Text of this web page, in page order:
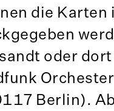
die Karten
oder
Berlin).